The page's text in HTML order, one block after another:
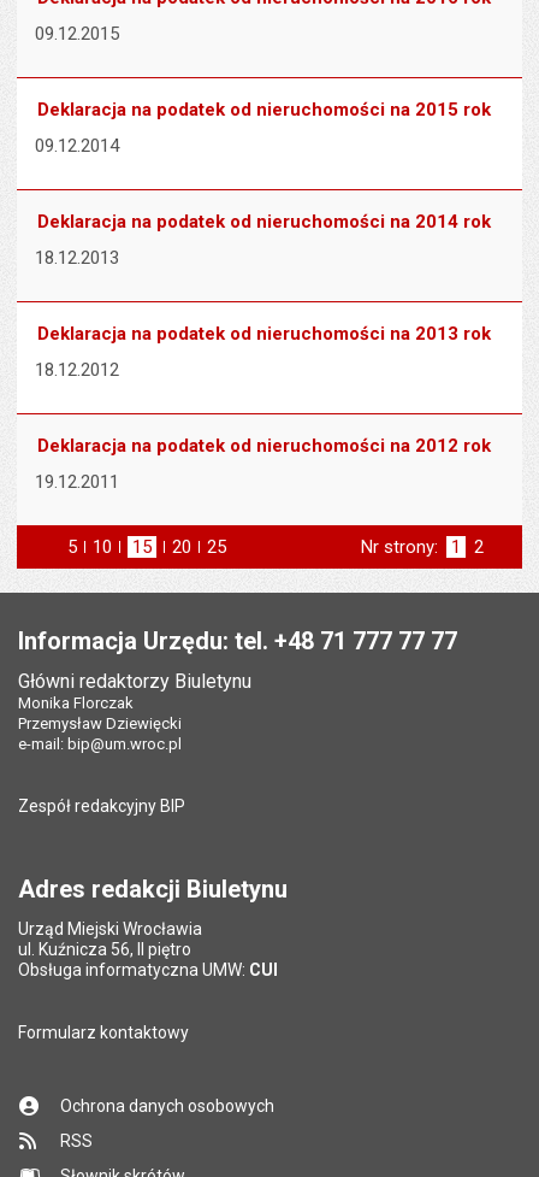
09.12.2015
Deklaracja na podatek od nieruchomości na 2015 rok
09.12.2014
Deklaracja na podatek od nieruchomości na 2014 rok
18.12.2013
Deklaracja na podatek od nieruchomości na 2013 rok
18.12.2012
Deklaracja na podatek od nieruchomości na 2012 rok
19.12.2011
5 elementów na stronie
10 elementów
na stronie
15 elementów
na stronie
20 elementów
na stronie
25
na stronie
Nr strony: Strona
1 Strona
2
Informacja Urzędu: tel. +48 71 777 77 77
Główni redaktorzy Biuletynu
Monika Florczak
Przemysław Dziewięcki
e-mail: bip@um.wroc.pl
Zespół redakcyjny BIP
Adres redakcji Biuletynu
Urząd Miejski Wrocławia
ul. Kuźnicza 56, II piętro
Obsługa informatyczna UMW: CUI
Formularz kontaktowy
Ochrona danych osobowych
RSS